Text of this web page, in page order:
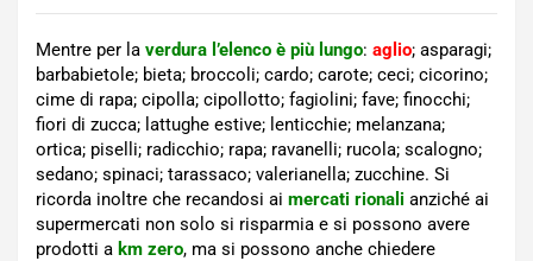
Mentre per la verdura l’elenco è più lungo: aglio; asparagi;
barbabietole; bieta; broccoli; cardo; carote; ceci; cicorino;
cime di rapa; cipolla; cipollotto; fagiolini; fave; finocchi;
fiori di zucca; lattughe estive; lenticchie; melanzana;
ortica; piselli; radicchio; rapa; ravanelli; rucola; scalogno;
sedano; spinaci; tarassaco; valerianella; zucchine. Si
ricorda inoltre che recandosi ai mercati rionali anziché ai
supermercati non solo si risparmia e si possono avere
prodotti a km zero, ma si possono anche chiedere